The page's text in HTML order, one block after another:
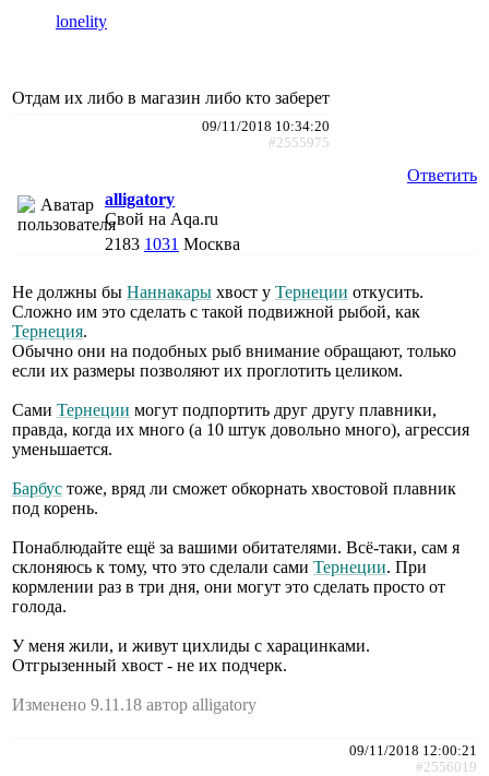
lonelity
Отдам их либо в магазин либо кто заберет
09/11/2018 10:34:20
#2555975
Ответить
alligatory
Свой на Aqa.ru
2183 1031 Москва
Не должны бы Наннакары хвост у Тернеции откусить.
Сложно им это сделать с такой подвижной рыбой, как
Тернеция.
Обычно они на подобных рыб внимание обращают, только
если их размеры позволяют их проглотить целиком.
Сами Тернеции могут подпортить друг другу плавники,
правда, когда их много (а 10 штук довольно много), агрессия
уменьшается.
Барбус тоже, вряд ли сможет обкорнать хвостовой плавник
под корень.
Понаблюдайте ещё за вашими обитателями. Всё-таки, сам я
склоняюсь к тому, что это сделали сами Тернеции. При
кормлении раз в три дня, они могут это сделать просто от
голода.
У меня жили, и живут цихлиды с харацинками.
Отгрызенный хвост - не их подчерк.
Изменено 9.11.18 автор alligatory
09/11/2018 12:00:21
#2556019